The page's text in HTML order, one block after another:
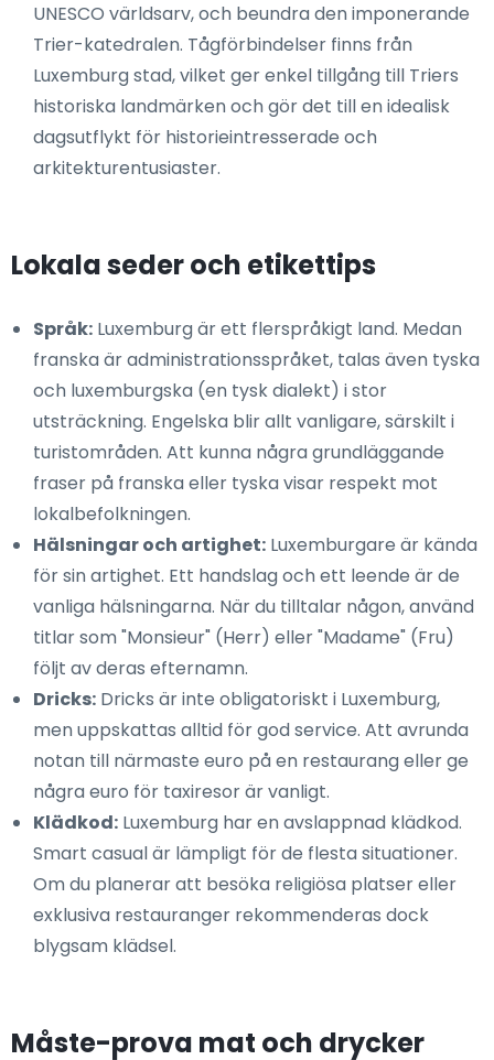
UNESCO världsarv, och beundra den imponerande
Trier-katedralen. Tågförbindelser finns från
Luxemburg stad, vilket ger enkel tillgång till Triers
historiska landmärken och gör det till en idealisk
dagsutflykt för historieintresserade och
arkitekturentusiaster.
Lokala seder och etikettips
Språk: Luxemburg är ett flerspråkigt land. Medan
franska är administrationsspråket, talas även tyska
och luxemburgska (en tysk dialekt) i stor
utsträckning. Engelska blir allt vanligare, särskilt i
turistområden. Att kunna några grundläggande
fraser på franska eller tyska visar respekt mot
lokalbefolkningen.
Hälsningar och artighet: Luxemburgare är kända
för sin artighet. Ett handslag och ett leende är de
vanliga hälsningarna. När du tilltalar någon, använd
titlar som "Monsieur" (Herr) eller "Madame" (Fru)
följt av deras efternamn.
Dricks: Dricks är inte obligatoriskt i Luxemburg,
men uppskattas alltid för god service. Att avrunda
notan till närmaste euro på en restaurang eller ge
några euro för taxiresor är vanligt.
Klädkod: Luxemburg har en avslappnad klädkod.
Smart casual är lämpligt för de flesta situationer.
Om du planerar att besöka religiösa platser eller
exklusiva restauranger rekommenderas dock
blygsam klädsel.
Måste-prova mat och drycker